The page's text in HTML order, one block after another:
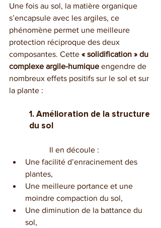
Une fois au sol, la matière organique
s’encapsule avec les argiles, ce
phénomène permet une meilleure
protection réciproque des deux
composantes. Cette « solidification » du
complexe argile-humique engendre de
nombreux effets positifs sur le sol et sur
la plante :
1. Amélioration de la structure
du sol
Il en découle :
Une facilité d’enracinement des
plantes,
Une meilleure portance et une
moindre compaction du sol,
Une diminution de la battance du
sol,